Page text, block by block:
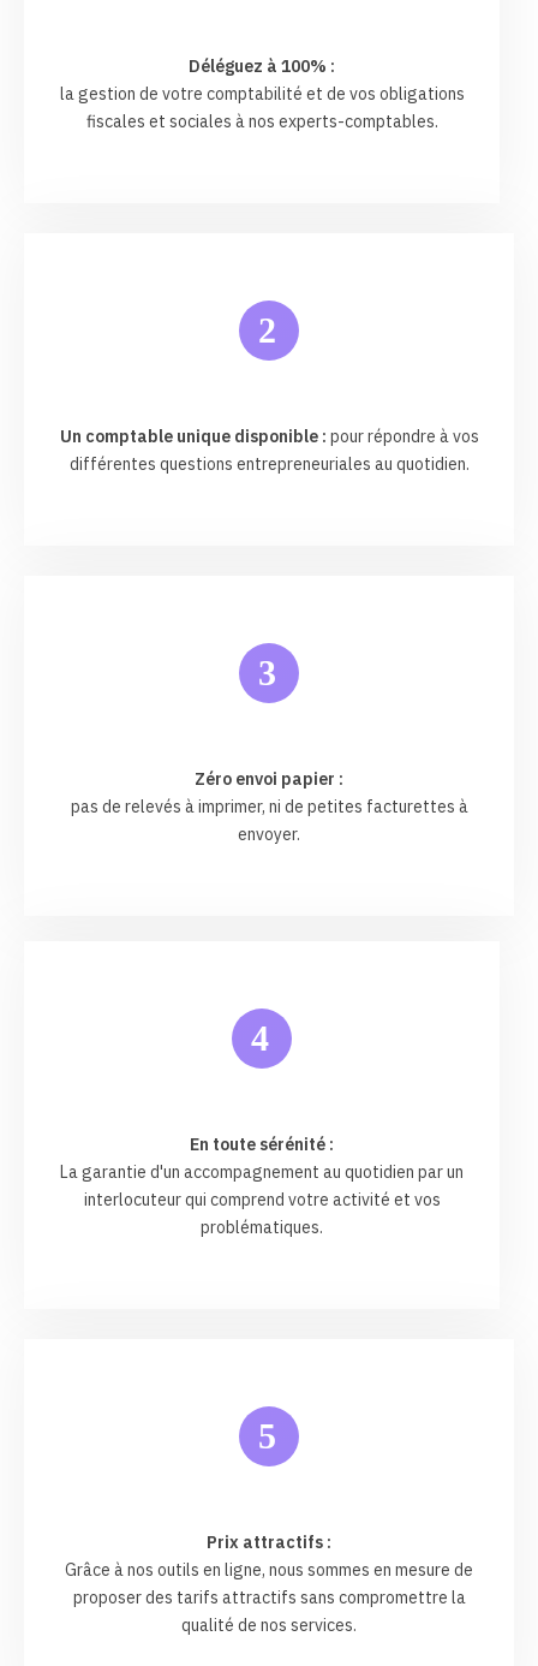
Déléguez à 100% :
la gestion de votre comptabilité et de vos obligations
fiscales et sociales à nos experts-comptables.
2
Un comptable unique disponible : pour répondre à vos
différentes questions entrepreneuriales au quotidien.
3
Zéro envoi papier :
pas de relevés à imprimer, ni de petites facturettes à
envoyer.
4
En toute sérénité :
La garantie d'un accompagnement au quotidien par un
interlocuteur qui comprend votre activité et vos
problématiques.
5
Prix attractifs :
Grâce à nos outils en ligne, nous sommes en mesure de
proposer des tarifs attractifs sans compromettre la
qualité de nos services.